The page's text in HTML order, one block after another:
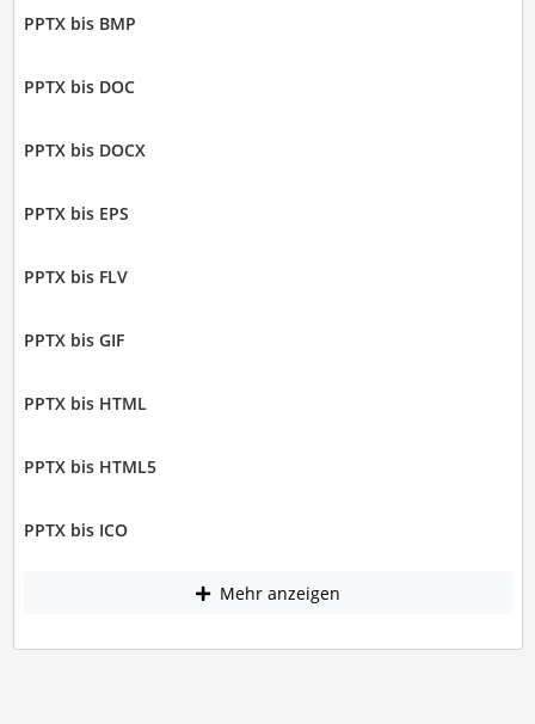
PPTX bis BMP
PPTX bis DOC
PPTX bis DOCX
PPTX bis EPS
PPTX bis FLV
PPTX bis GIF
PPTX bis HTML
PPTX bis HTML5
PPTX bis ICO
Mehr anzeigen